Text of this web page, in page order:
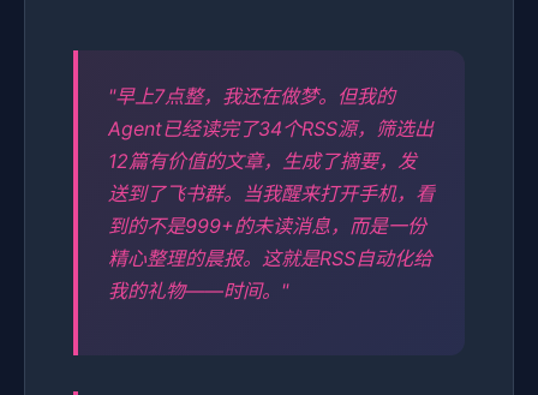
"早上7点整，我还在做梦。但我的
Agent已经读完了34个RSS源，筛选出
12篇有价值的文章，生成了摘要，发
送到了飞书群。当我醒来打开手机，看
到的不是999+的未读消息，而是一份
精心整理的晨报。这就是RSS自动化给
我的礼物——时间。"